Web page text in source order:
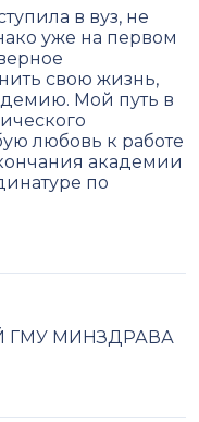
в вуз, не
уже на первом
свою жизнь,
Мой путь в
любовь к работе
академии
по
ГМУ МИНЗДРАВА